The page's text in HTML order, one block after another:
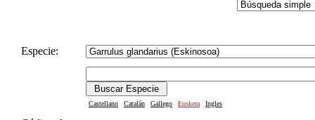
Especie:
Castellano Catalán Gallego Euskera Ingles